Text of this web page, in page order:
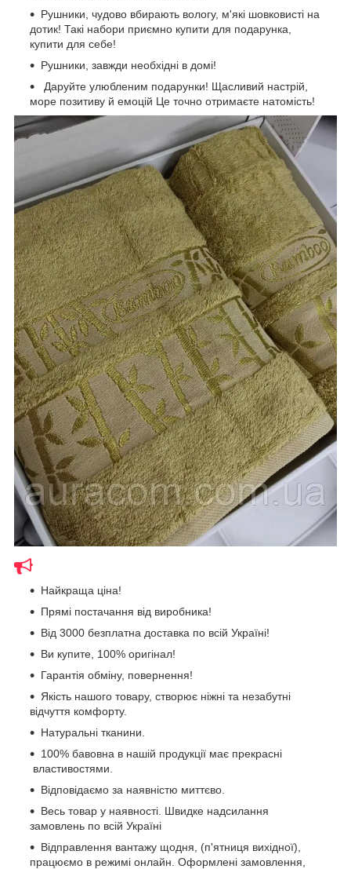
Рушники, чудово вбирають вологу, м'які шовковисті на
дотик! Такі набори приємно купити для подарунка,
купити для себе!
Рушники, завжди необхідні в домі!
Даруйте улюбленим подарунки! Щасливий настрій,
море позитиву й емоцій Це точно отримаєте натомість!
Найкраща ціна!
Прямі постачання від виробника!
Від 3000 безплатна доставка по всій Україні!
Ви купите, 100% оригінал!
Гарантія обміну, повернення!
Якість нашого товару, створює ніжні та незабутні
відчуття комфорту.
Натуральні тканини.
100% бавовна в нашій продукції має прекрасні
властивостями.
Відповідаємо за наявністю миттєво.
Весь товар у наявності. Швидке надсилання
замовлень по всій Україні
Відправлення вантажу щодня, (п'ятниця вихідної),
працюємо в режимі онлайн. Оформлені замовлення,